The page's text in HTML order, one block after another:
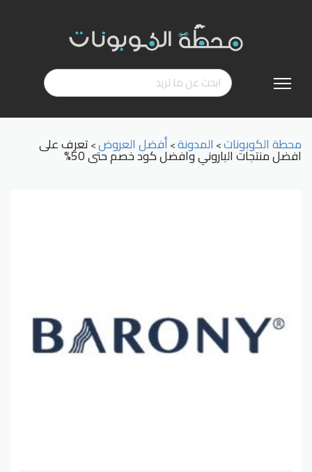
إلى
محطة الكوبونات> المدونة>أفضل العروض>تعرف على
افضل منتجات الباروني وافضل كود خصم حتى 50%